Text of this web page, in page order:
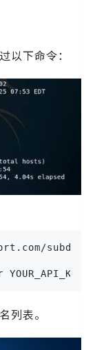
以下命令：
列表。